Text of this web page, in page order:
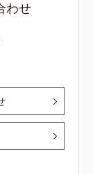
わせ